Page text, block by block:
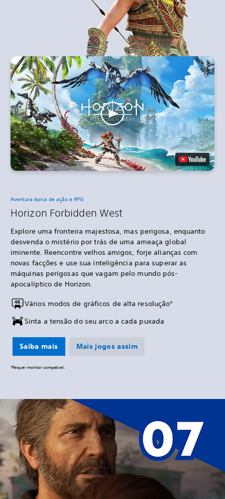
Aventura épica de ação e RPG
Horizon Forbidden West
Explore uma fronteira majestosa, mas perigosa, enquanto
desvenda o mistério por trás de uma ameaça global
iminente. Reencontre velhos amigos, forje alianças com
novas facções e use sua inteligência para superar as
máquinas perigosas que vagam pelo mundo pós-
apocalíptico de Horizon.
Vários modos de gráficos de alta resolução*
Sinta a tensão do seu arco a cada puxada
Saiba mais Mais jogos assim
*Requer monitor compatível.